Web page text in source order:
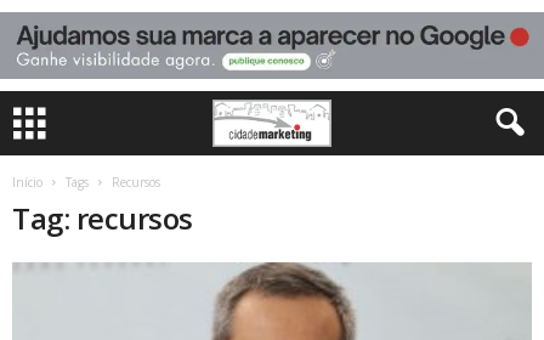
Início Tags Recursos
Tag: recursos